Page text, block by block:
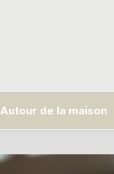
Autour de la maison